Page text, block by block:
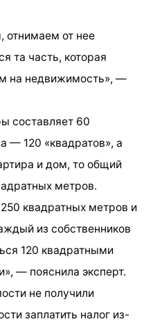
отнимаем от нее
та часть, которая
на недвижимость», —
составляет 60
— 120 «квадратов», а
и дом, то общий
метров.
квадратных метров и
из собственников
120 квадратными
— пояснила эксперт.
не получили
заплатить налог из-